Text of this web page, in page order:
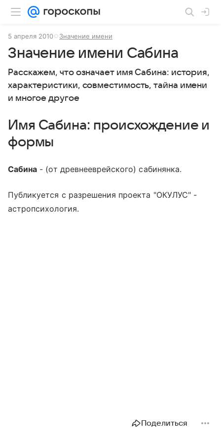
5 апреля 2010 Значение имени
Значение имени Сабина
Расскажем, что означает имя Сабина: история,
характеристики, совместимость, тайна имени
и многое другое
Имя Сабина: происхождение и
формы
Сабина - (от древнееврейского) сабинянка.
Публикуется с разрешения проекта "ОКУЛУС" -
астропсихология.
Поделиться